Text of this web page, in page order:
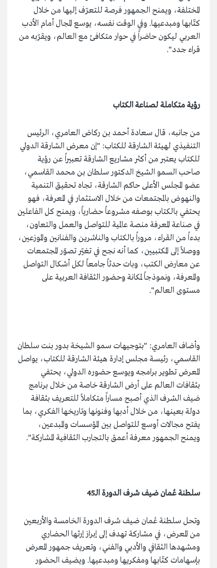
المختلفة، ويمنح الجمهور فرصة للتعرّف إليها من خلال
كتّابها ومبدعيها. وفي الوقت نفسه، يوسع المجال أمام الأدب
العربي ليكون حاضراً في حوار متكافئ مع العالم، ويقرّبه من
قراء جدد".
رؤية متكاملة لصناعة الكتاب
من جانبه، قال سعادة أحمد بن ركاض العامري، الرئيس
التنفيذي لهيئة الشارقة للكتاب: "إن معرض الشارقة الدولي
للكتاب يعتبر من أكثر مشاريع الشارقة تعبيراً عن رؤية
صاحب السمو الشيخ الدكتور سلطان بن محمد القاسمي،
عضو المجلس الأعلى حاكم الشارقة، تجاه تحقيق التنمية
والنهوض بالمجتمعات من خلال الاستثمار في المعرفة، فهو
يحتفي بالكتاب بوصفه مشروعاً حضارياً، ويمنح كل الفاعلين
في صناعة المعرفة منصة عالمية للتواصل والعمل والتعاون،
بدءاً من القراء، مروراً بالكتاب والناشرين والفنانين والموزعين،
ووصلاً إلى المكتبيين، كما أنه نجح في تغيّر تصوّر المجتمعات
عن معارض الكتب، وبات حدثاً جامعاً لكل أشكال التواصل
والمعرفة، ونموذجاً لمكانة وحضور الثقافة العربية على
مستوى العالم".
وأضاف العامري: "بتوجيهات سمو الشيخة بدور بنت سلطان
القاسمي، رئيسة مجلس إدارة هيئة الشارقة للكتاب، يواصل
المعرض تطوير برامجه ويوسع حضوره الدولي، يحتفي
بثقافات العالم على أرض الشارقة خاصة من خلال برنامج
ضيف الشرف الذي أصبح مساراً متكاملاً للتعريف بثقافة
دولة بعينها، من خلال أدبها وفنونها وتاريخها الفكري، بما
يفتح مجالات أوسع للتواصل بين المؤسسات والمبدعين،
ويمنح الجمهور معرفة أعمق بالتجارب الثقافية المشاركة".
سلطنة عُمان ضيف شرف الدورة الـ45
وتحل سلطنة عُمان ضيف شرف الدورة الخامسة والأربعين
من المعرض، في مشاركة تهدف إلى إبراز إرثها الحضاري
ومشهدها الثقافي والأدبي والفني، وتعريف جمهور المعرض
بإسهامات كتّابها ومفكريها ومبدعيها. ويضيف الحضور